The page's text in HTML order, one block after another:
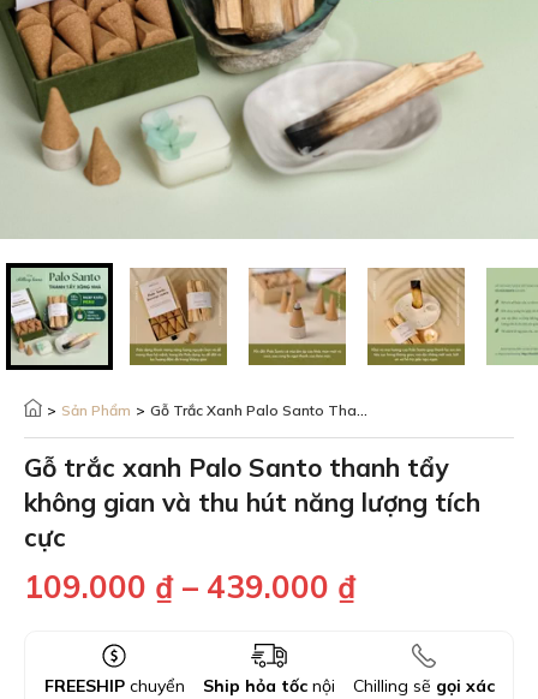
> Sản Phẩm > Gỗ Trắc Xanh Palo Santo Thanh Tẩy Không Gian Và Thu Hút Năng Lượng Tích Cực
Gỗ trắc xanh Palo Santo thanh tẩy
không gian và thu hút năng lượng tích
cực
109.000 ₫ – 439.000 ₫
FREESHIPchuyển
Ship hỏa tốcnội
Chilling sẽ gọi xác